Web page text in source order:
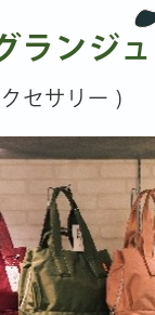
ランジ
セサリー )